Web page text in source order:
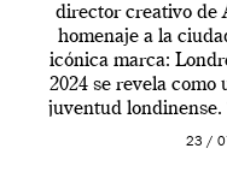
director creativo de
homenaje a la
icónica marca:
2024 se revela como
juventud londinense.
en 23 /